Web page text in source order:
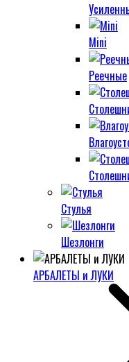
Mini
Реечные
Стулья
Шезлонги
АРБАЛЕТЫ и ЛУКИ